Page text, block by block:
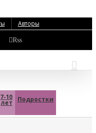
Авторы
Rss
7-10
лет Подростки